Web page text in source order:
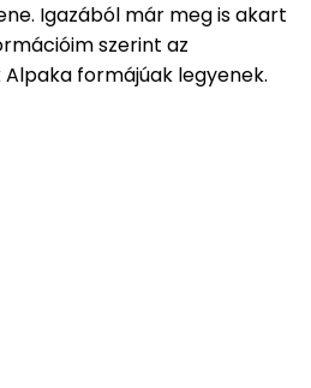
Igazából már meg is akart
szerint az
formájúak legyenek.